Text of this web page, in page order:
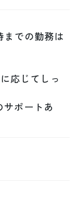
までの勤務は
応じてしっ
ポートあ